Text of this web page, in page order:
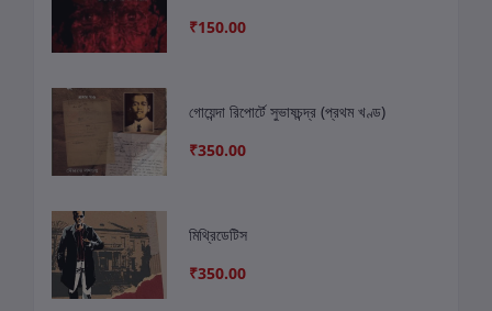
₹150.00
গোয়েন্দা রিপোর্টে সুভাষচন্দ্র (প্রথম খণ্ড)
₹350.00
মিথ্রিডেটিস
₹350.00